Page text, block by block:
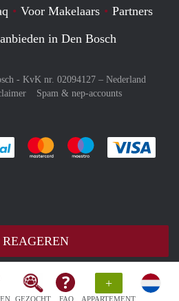
GEZOCHT FAQ
+
APPARTEMENT
Voor Makelaars
Partners
in Den Bosch
- KvK nr. 02094127 – Nederland
Spam & nep-accounts
Je rekent gemakkelijk af met Paypal
Je rekent gemakkelijk af met
Je rekent